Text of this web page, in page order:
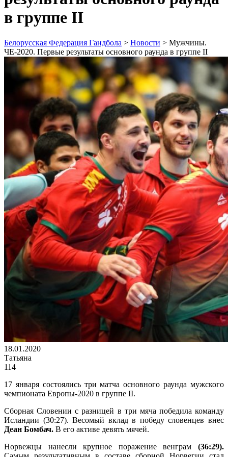
в группе II
Белорусская Федерация Гандбола > Новости > Мужчины.
ЧЕ-2020. Первые результаты основного раунда в группе II
18.01.2020
Татьяна
114
17 января состоялись три матча основного раунда мужского
чемпионата Европы-2020 в группе II.
Сборная Словении с разницей в три мяча победила команду
Исландии (30:27). Весомый вклад в победу словенцев внес
Деан Бомбач. В его активе девять мячей.
Норвежцы нанесли крупное поражение венграм (36:29).